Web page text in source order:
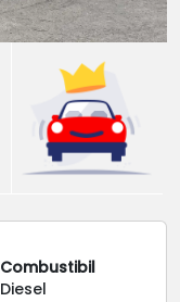
Combustibil
Diesel